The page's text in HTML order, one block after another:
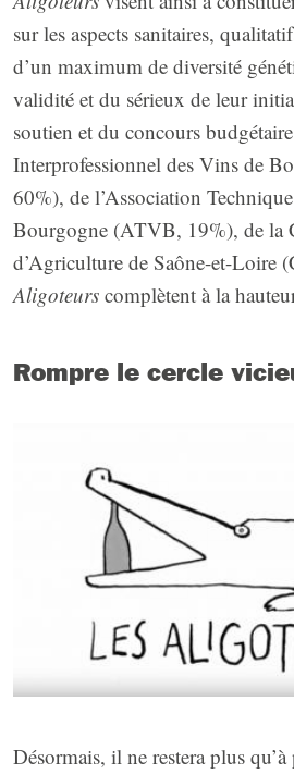
sur les aspects sanitaires,
d’un maximum de diversité
validité et du sérieux de leur
soutien et du concours
Interprofessionnel des Vins de
60%), de l’Association
Bourgogne (ATVB, 19%), de la
d’Agriculture de Saône-et-Loire
Aligoteurs complètent à la
Rompre le cercle
Désormais, il ne restera plus